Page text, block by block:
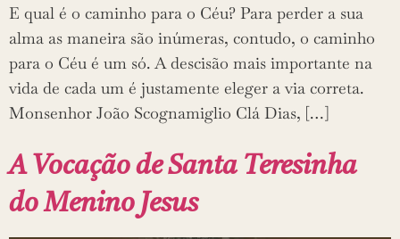
E qual é o caminho para o Céu? Para perder a sua
alma as maneira são inúmeras, contudo, o caminho
para o Céu é um só. A descisão mais importante na
vida de cada um é justamente eleger a via correta.
Monsenhor João Scognamiglio Clá Dias, […]
A Vocação de Santa Teresinha
do Menino Jesus